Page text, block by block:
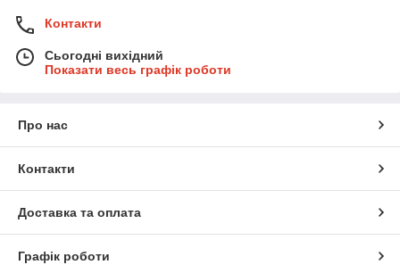
Контакти
Сьогодні вихідний
Показати весь графік роботи
Про нас
Контакти
Доставка та оплата
Графік роботи